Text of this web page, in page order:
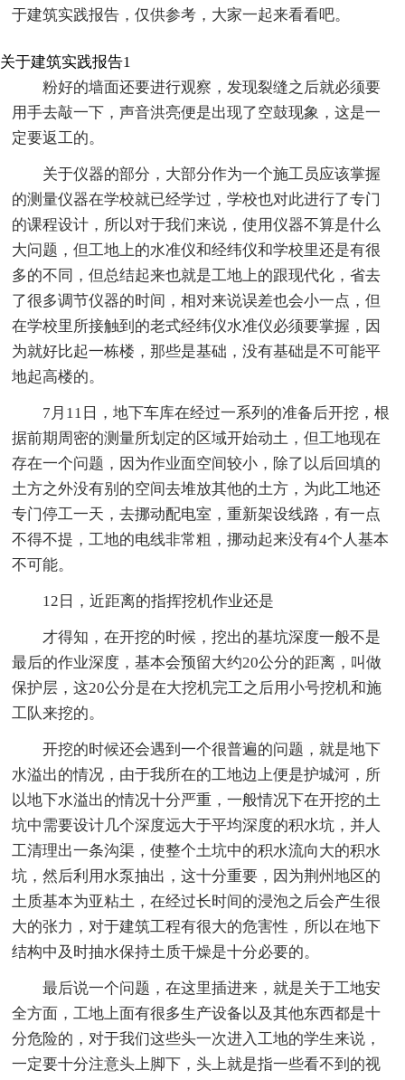
于建筑实践报告，仅供参考，大家一起来看看吧。
关于建筑实践报告1
粉好的墙面还要进行观察，发现裂缝之后就必须要
用手去敲一下，声音洪亮便是出现了空鼓现象，这是一
定要返工的。
关于仪器的部分，大部分作为一个施工员应该掌握
的测量仪器在学校就已经学过，学校也对此进行了专门
的课程设计，所以对于我们来说，使用仪器不算是什么
大问题，但工地上的水准仪和经纬仪和学校里还是有很
多的不同，但总结起来也就是工地上的跟现代化，省去
了很多调节仪器的时间，相对来说误差也会小一点，但
在学校里所接触到的老式经纬仪水准仪必须要掌握，因
为就好比起一栋楼，那些是基础，没有基础是不可能平
地起高楼的。
7月11日，地下车库在经过一系列的准备后开挖，根
据前期周密的测量所划定的区域开始动土，但工地现在
存在一个问题，因为作业面空间较小，除了以后回填的
土方之外没有别的空间去堆放其他的土方，为此工地还
专门停工一天，去挪动配电室，重新架设线路，有一点
不得不提，工地的电线非常粗，挪动起来没有4个人基本
不可能。
12日，近距离的指挥挖机作业还是
才得知，在开挖的时候，挖出的基坑深度一般不是
最后的作业深度，基本会预留大约20公分的距离，叫做
保护层，这20公分是在大挖机完工之后用小号挖机和施
工队来挖的。
开挖的时候还会遇到一个很普遍的问题，就是地下
水溢出的情况，由于我所在的工地边上便是护城河，所
以地下水溢出的情况十分严重，一般情况下在开挖的土
坑中需要设计几个深度远大于平均深度的积水坑，并人
工清理出一条沟渠，使整个土坑中的积水流向大的积水
坑，然后利用水泵抽出，这十分重要，因为荆州地区的
土质基本为亚粘土，在经过长时间的浸泡之后会产生很
大的张力，对于建筑工程有很大的危害性，所以在地下
结构中及时抽水保持土质干燥是十分必要的。
最后说一个问题，在这里插进来，就是关于工地安
全方面，工地上面有很多生产设备以及其他东西都是十
分危险的，对于我们这些头一次进入工地的学生来说，
一定要十分注意头上脚下，头上就是指一些看不到的视